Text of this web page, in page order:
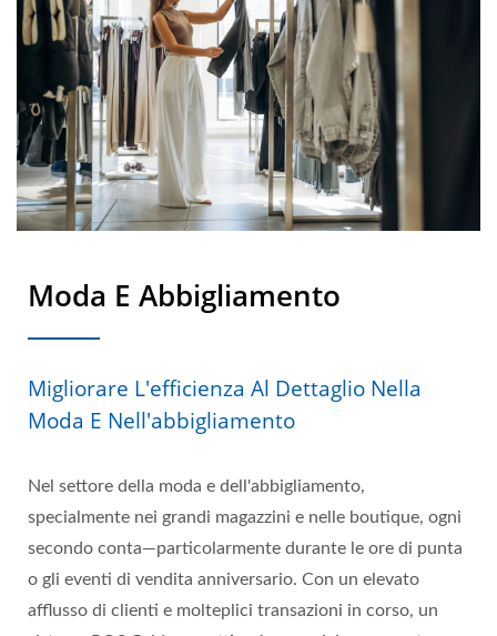
Moda E Abbigliamento
Migliorare L'efficienza Al Dettaglio Nella
Moda E Nell'abbigliamento
Nel settore della moda e dell'abbigliamento,
specialmente nei grandi magazzini e nelle boutique, ogni
secondo conta—particolarmente durante le ore di punta
o gli eventi di vendita anniversario. Con un elevato
afflusso di clienti e molteplici transazioni in corso, un